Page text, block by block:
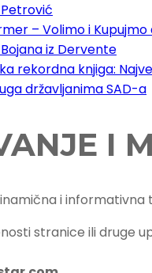
Petrović
– Volimo i
iz Dervente
rekordna knjiga:
državljanima SAD-a
I
i informativna
stranice ili druge